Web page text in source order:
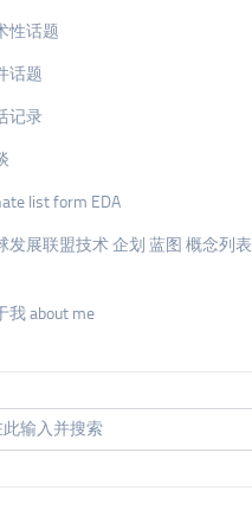
性话题
话题
记录
list form EDA
发展联盟技术 企划 蓝图 概念列表
我 about me